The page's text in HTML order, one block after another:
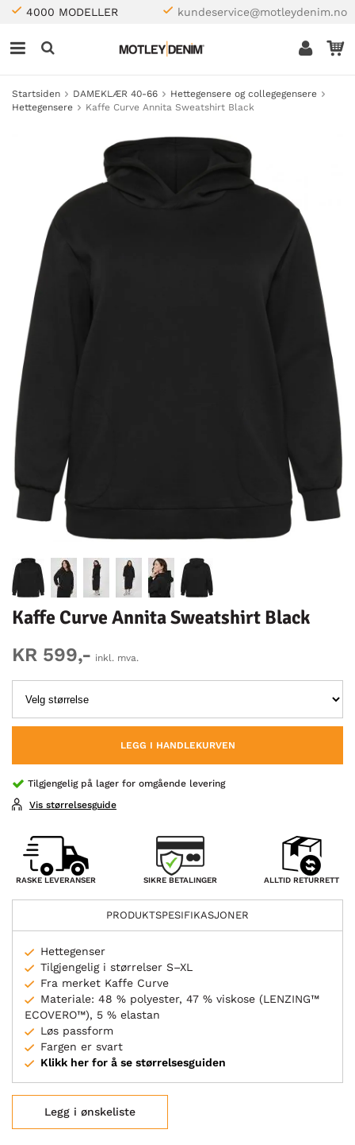
4000 MODELLER kundeservice@motleydenim.no
Startsiden DAMEKLÆR 40-66
Hettegensere og collegegensere
Hettegensere
Kaffe Curve Annita Sweatshirt Black
Kaffe Curve Annita Sweatshirt Black
KR 599,- inkl. mva.
LEGG I HANDLEKURVEN
Tilgjengelig på lager for omgående levering
Vis størrelsesguide
RASKE LEVERANSER SIKRE BETALINGER ALLTID RETURRETT
PRODUKTSPESIFIKASJONER
Hettegenser
Tilgjengelig i størrelser S–XL
Fra merket Kaffe Curve
Materiale: 48 % polyester, 47 % viskose (LENZING™
ECOVERO™), 5 % elastan
Løs passform
Fargen er svart
Klikk her for å se størrelsesguiden
Legg i ønskeliste